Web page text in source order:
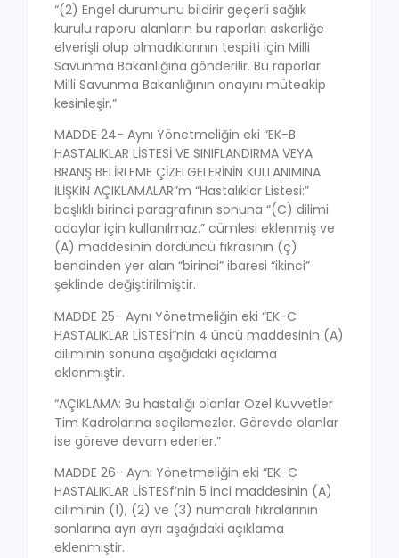
“(2) Engel durumunu bildirir geçerli sağlık
kurulu raporu alanların bu raporları askerliğe
elverişli olup olmadıklarının tespiti için Milli
Savunma Bakanlığına gönderilir. Bu raporlar
Milli Savunma Bakanlığının onayını müteakip
kesinleşir.”
MADDE 24- Aynı Yönetmeliğin eki “EK-B
HASTALIKLAR LİSTESİ VE SINIFLANDIRMA VEYA
BRANŞ BELİRLEME ÇİZELGELERİNİN KULLANIMINA
İLİŞKİN AÇIKLAMALAR”m “Hastalıklar Listesi:”
başlıklı birinci paragrafının sonuna “(C) dilimi
adaylar için kullanılmaz.” cümlesi eklenmiş ve
(A) maddesinin dördüncü fıkrasının (ç)
bendinden yer alan “birinci” ibaresi “ikinci”
şeklinde değiştirilmiştir.
MADDE 25- Aynı Yönetmeliğin eki “EK-C
HASTALIKLAR LİSTESİ”nin 4 üncü maddesinin (A)
diliminin sonuna aşağıdaki açıklama
eklenmiştir.
“AÇIKLAMA: Bu hastalığı olanlar Özel Kuvvetler
Tim Kadrolarına seçilemezler. Görevde olanlar
ise göreve devam ederler.”
MADDE 26- Aynı Yönetmeliğin eki “EK-C
HASTALIKLAR LİSTESf’nin 5 inci maddesinin (A)
diliminin (1), (2) ve (3) numaralı fıkralarının
sonlarına ayrı ayrı aşağıdaki açıklama
eklenmiştir.